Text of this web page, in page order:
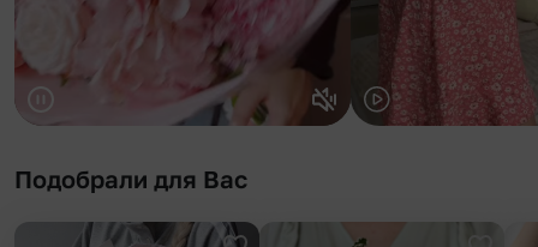
Подобрали для Вас